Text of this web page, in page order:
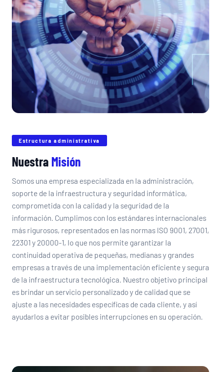
Estructura administrativa
Nuestra Misión
Somos una empresa especializada en la administración,
soporte de la infraestructura y seguridad informática,
comprometida con la calidad y la seguridad de la
información. Cumplimos con los estándares internacionales
más rigurosos, representados en las normas ISO 9001, 27001,
22301 y 20000-1, lo que nos permite garantizar la
continuidad operativa de pequeñas, medianas y grandes
empresas a través de una implementación eficiente y segura
de la infraestructura tecnológica. Nuestro objetivo principal
es brindar un servicio personalizado y de calidad que se
ajuste a las necesidades específicas de cada cliente, y así
ayudarlos a evitar posibles interrupciones en su operación.